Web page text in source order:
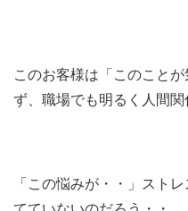
このお客様は「このこと
ず、職場でも明るく人間
「この悩みが・・」スト